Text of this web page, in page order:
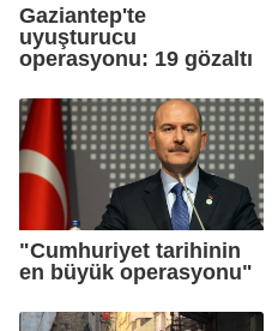
Gaziantep'te
uyuşturucu
operasyonu: 19 gözaltı
"Cumhuriyet tarihinin
en büyük operasyonu"